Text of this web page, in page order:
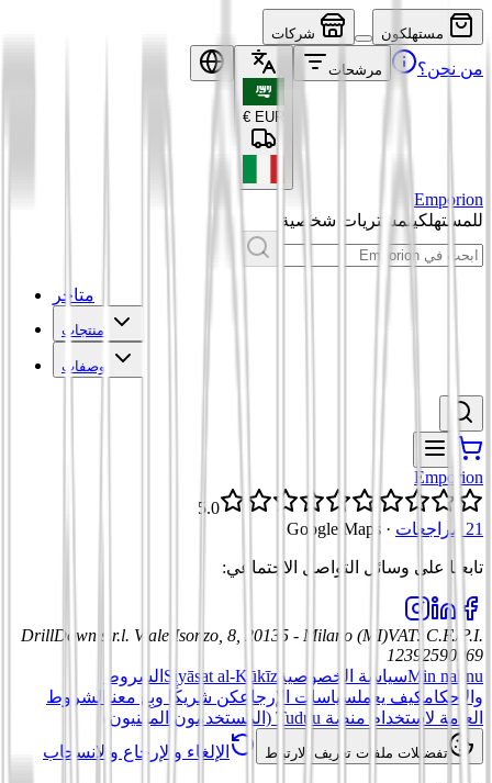
مستهلكون شركات
من نحن؟ مرشحات
EUR
€
Emporion
للمستهلكينمشتريات شخصية
متاجر
منتجات
وصفات
Emporion
5.0
21 مراجعات
·
Google Maps
تابعنا على وسائل التواصل الاجتماعي:
DrillDown s.r.l. Viale Isonzo, 8, 20135 - Milano (MI)VAT: C.F./P.I.
12392590969
Min nahnuسياسة الخصوصية Siyāsat al-Kūkīz الشروط
والأحكامكيف يعملسياسات الإرجاعكن شريكًا وبِع معنا
الشروط
العامة لاستخدام منصة Tuduu (المستخدمون المهنيون)
تفضيلات ملفات تعريف الارتباط الإلغاء والإرجاع والانسحاب